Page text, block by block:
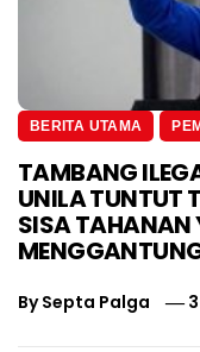
BERITA UTAMA
TAMBANG
UNILA TUNTUT
SISA TAHANAN
BySepta Palga